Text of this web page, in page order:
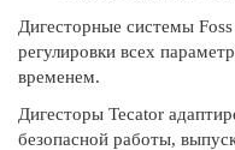
Дигесторные системы
регулировки всех
временем.
Дигесторы Tecator
безопасной работы,